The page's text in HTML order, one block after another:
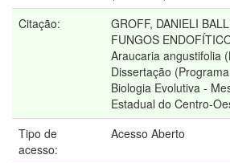
Citação:
GROFF, DANIELI
FUNGOS
Araucaria angustifolia
Dissertação
Biologia Evolutiva -
Estadual do Centro-
Tipo de
acesso:
Acesso Aberto